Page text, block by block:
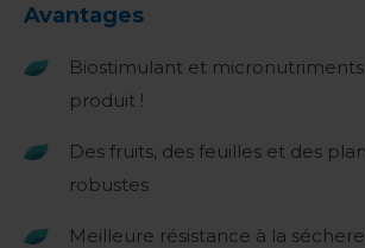
Avantages
Biostimulant et micronutriments
produit !
Des fruits, des feuilles et des
robustes
Meilleure résistance à la